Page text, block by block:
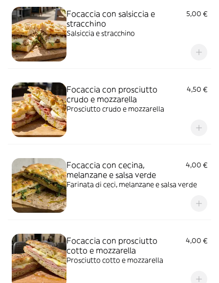
Focaccia con salsiccia e
stracchino
5,00 €
Salsiccia e stracchino
Focaccia con prosciutto
crudo e mozzarella
4,50 €
Prosciutto crudo e mozzarella
Focaccia con cecina,
melanzane e salsa verde
4,00 €
Farinata di ceci, melanzane e salsa verde
Focaccia con prosciutto
cotto e mozzarella
4,00 €
Prosciutto cotto e mozzarella